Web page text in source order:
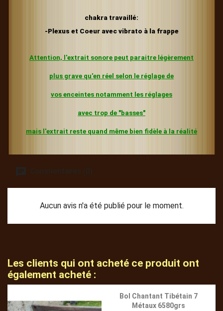
chakra travaillé:
-Plexus et Coeur avec vibrato à la frappe
Attention, l'extrait sonore peut paraitre légèrement
plus grave qu'en réel selon le réglage de
vos enceintes notamment les réglages
avec trop de "basses"
mais l'extrait reste quand même bien fidèle à la réalité
Commentaires (0)
Aucun avis n'a été publié pour le moment.
Les clients qui ont acheté ce produit ont
également acheté :
Bol Chantant Tibétain 7
Métaux 6580grs